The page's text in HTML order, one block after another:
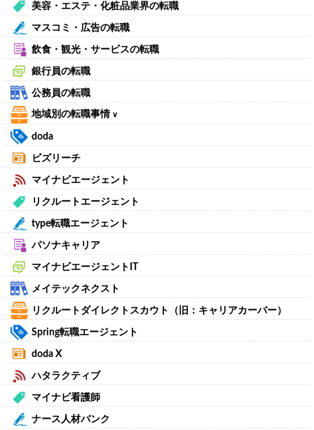
美容・エステ・化粧品業界の転職
マスコミ・広告の転職
飲食・観光・サービスの転職
銀行員の転職
公務員の転職
地域別の転職事情 ∨
doda
ビズリーチ
マイナビエージェント
リクルートエージェント
type転職エージェント
パソナキャリア
マイナビエージェントIT
メイテックネクスト
リクルートダイレクトスカウト（旧：キャリアカーバー）
Spring転職エージェント
doda X
ハタラクティブ
マイナビ看護師
ナース人材バンク